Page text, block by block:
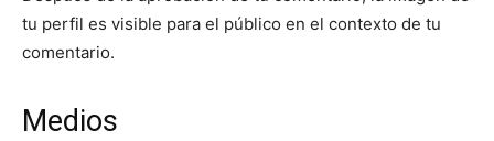
tu perfil es visible para el público en el contexto de tu
comentario.
Medios